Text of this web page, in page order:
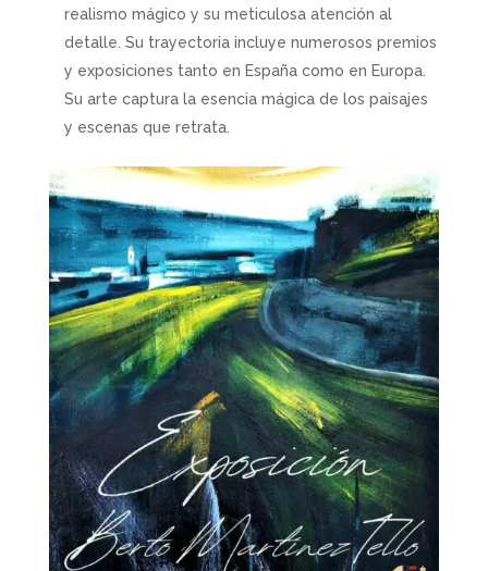
realismo mágico y su meticulosa atención al
detalle. Su trayectoria incluye numerosos premios
y exposiciones tanto en España como en Europa.
Su arte captura la esencia mágica de los paisajes
y escenas que retrata.